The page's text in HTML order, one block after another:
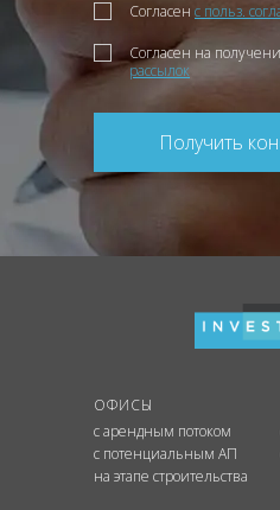
Согласен с польз.
Согласен на
рассылок
Получить
ОФИСЫ
с арендным потоком
с потенциальным АП
на этапе строительства